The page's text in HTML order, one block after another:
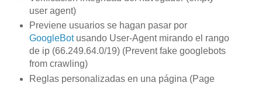
user agent)
Previene usuarios se hagan pasar por
GoogleBotusando User-Agent mirando el rango
de ip (66.249.64.0/19) (Prevent fake googlebots
from crawling)
Reglas personalizadas en una página (Page